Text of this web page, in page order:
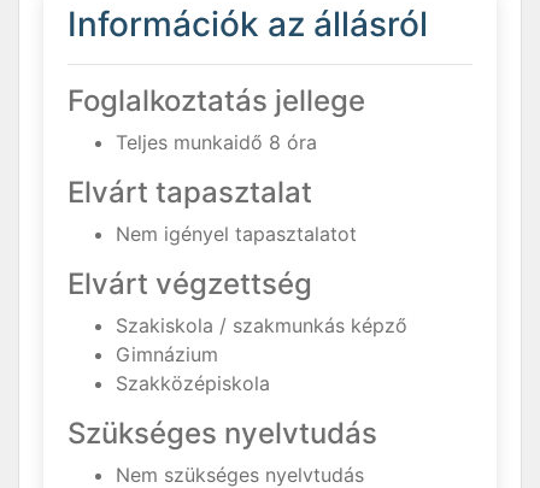
Információk az állásról
Foglalkoztatás jellege
Teljes munkaidő 8 óra
Elvárt tapasztalat
Nem igényel tapasztalatot
Elvárt végzettség
Szakiskola / szakmunkás képző
Gimnázium
Szakközépiskola
Szükséges nyelvtudás
Nem szükséges nyelvtudás